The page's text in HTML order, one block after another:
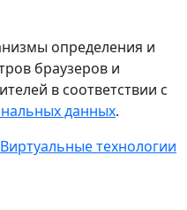
определения и
браузеров и
в соответствии с
данных.
Виртуальные технологии